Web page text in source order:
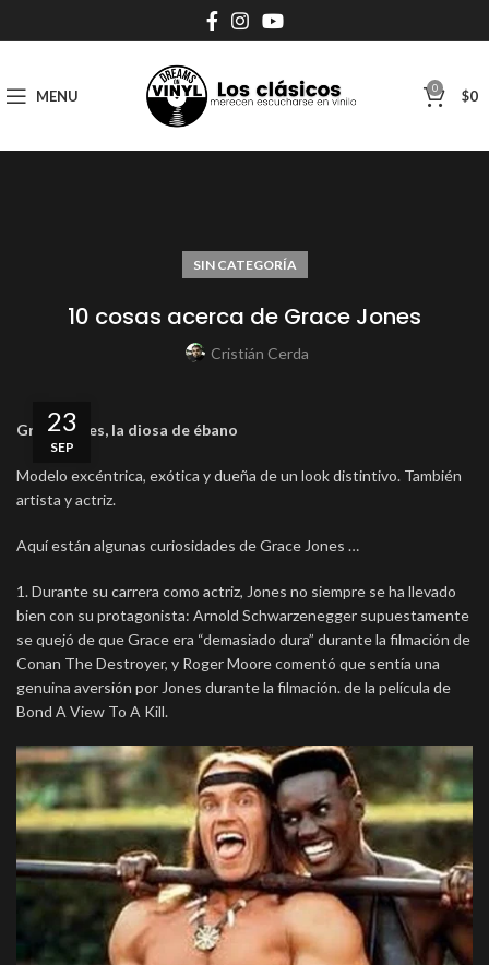
MENU 0 $0
SIN CATEGORÍA
10 cosas acerca de Grace Jones
Cristián Cerda
23
SEP
Grace Jones, la diosa de ébano
Modelo excéntrica, exótica y dueña de un look distintivo. También
artista y actriz.
Aquí están algunas curiosidades de Grace Jones …
1. Durante su carrera como actriz, Jones no siempre se ha llevado
bien con su protagonista: Arnold Schwarzenegger supuestamente
se quejó de que Grace era “demasiado dura” durante la filmación de
Conan The Destroyer, y Roger Moore comentó que sentía una
genuina aversión por Jones durante la filmación. de la película de
Bond A View To A Kill.